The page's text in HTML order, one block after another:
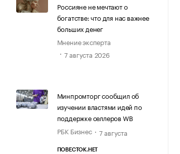
Россияне не мечтают о
богатстве: что для нас важнее
больших денег
Мнение эксперта
7 августа 2026
Минпромторг сообщил об
изучении властями идей по
поддержке селлеров WB
РБК Бизнес
7 августа
ПОВЕСТОК.НЕТ